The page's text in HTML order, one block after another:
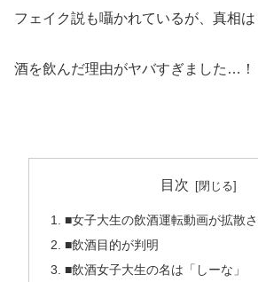
フェイク説も囁かれているが、真相は
酒を飲んだ理由がヤバすぎました…！
目次
■女子大生の飲酒運転動画が拡散
■飲酒目的が判明
■飲酒女子大生の名は「しーな」